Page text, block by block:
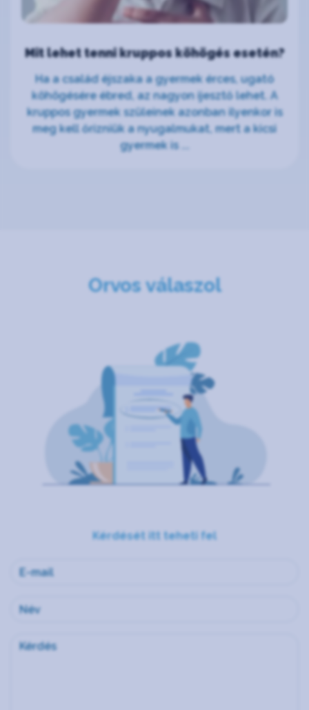
Mit lehet tenni kruppos köhögés esetén?
Ha a család éjszaka a gyermek érces, ugató
köhögésére ébred, az nagyon ijesztő lehet. A
kruppos gyermek szüleinek azonban ilyenkor is
meg kell őrizniük a nyugalmukat, mert a kicsi
gyermek is ...
Orvos válaszol
Kérdését itt teheti fel